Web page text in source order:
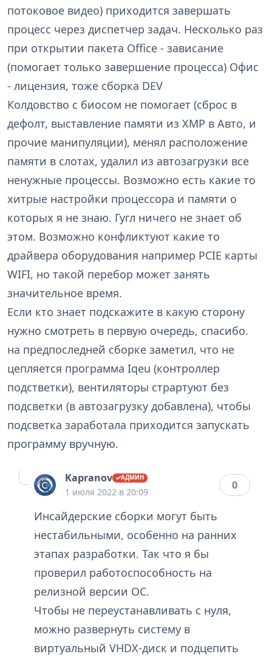
потоковое видео) приходится завершать
процесс через диспетчер задач. Несколько раз
при открытии пакета Office - зависание
(помогает только завершение процесса) Офис
- лицензия, тоже сборка DEV
Колдовство с биосом не помогает (сброс в
дефолт, выставление памяти из XMP в Авто, и
прочие манипуляции), менял расположение
памяти в слотах, удалил из автозагрузки все
ненужные процессы. Возможно есть какие то
хитрые настройки процессора и памяти о
которых я не знаю. Гугл ничего не знает об
этом. Возможно конфликтуют какие то
драйвера оборудования например PCIE карты
WIFI, но такой перебор может занять
значительное время.
Если кто знает подскажите в какую сторону
нужно смотреть в первую очередь, спасибо.
на предпоследней сборке заметил, что не
цепляется программа Iqeu (контроллер
подстветки), вентиляторы страртуют без
подсветки (в автозагрузку добавлена), чтобы
подсветка заработала приходится запускать
программу вручную.
Kapranov
1 июля 2022 в 20:09
0
Инсайдерские сборки могут быть
нестабильными, особенно на ранних
этапах разработки. Так что я бы
проверил работоспособность на
релизной версии ОС.
Чтобы не переустанавливать с нуля,
можно развернуть систему в
виртуальный VHDX-диск и подцепить